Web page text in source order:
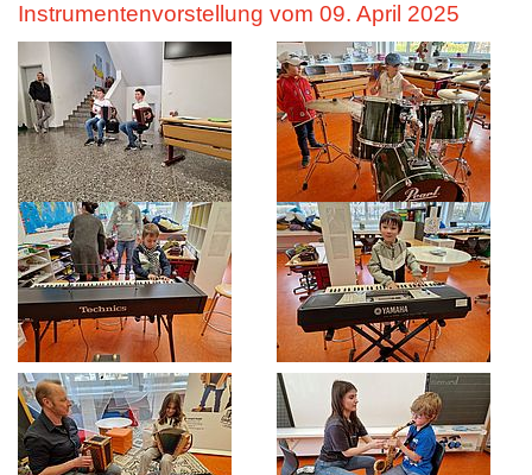
Instrumentenvorstellung vom 09. April 2025